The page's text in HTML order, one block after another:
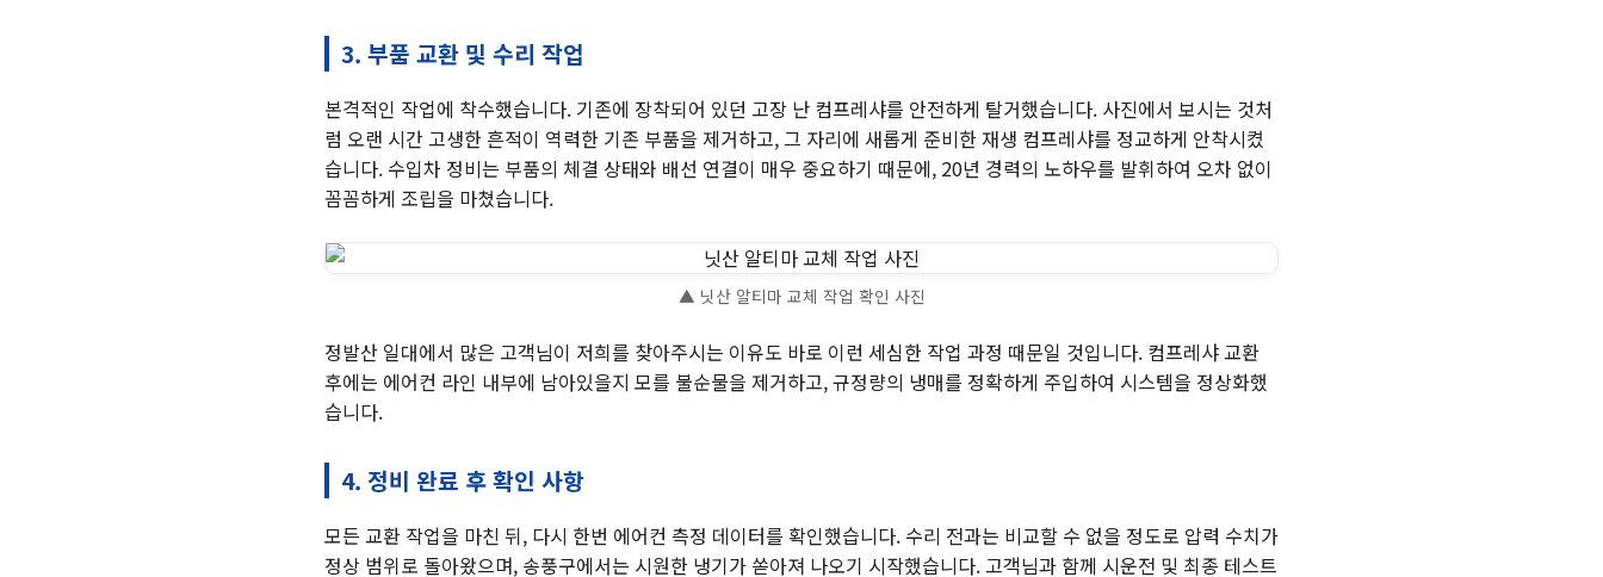
3. 부품 교환 및 수리 작업
본격적인 작업에 착수했습니다. 기존에 장착되어 있던 고장 난 컴프레샤를 안전하게 탈거했습니다. 사진에서 보시는 것처
럼 오랜 시간 고생한 흔적이 역력한 기존 부품을 제거하고, 그 자리에 새롭게 준비한 재생 컴프레샤를 정교하게 안착시켰
습니다. 수입차 정비는 부품의 체결 상태와 배선 연결이 매우 중요하기 때문에, 20년 경력의 노하우를 발휘하여 오차 없이
꼼꼼하게 조립을 마쳤습니다.
▲ 닛산 알티마 교체 작업 확인 사진
정발산 일대에서 많은 고객님이 저희를 찾아주시는 이유도 바로 이런 세심한 작업 과정 때문일 것입니다. 컴프레샤 교환
후에는 에어컨 라인 내부에 남아있을지 모를 불순물을 제거하고, 규정량의 냉매를 정확하게 주입하여 시스템을 정상화했
습니다.
4. 정비 완료 후 확인 사항
모든 교환 작업을 마친 뒤, 다시 한번 에어컨 측정 데이터를 확인했습니다. 수리 전과는 비교할 수 없을 정도로 압력 수치가
정상 범위로 돌아왔으며, 송풍구에서는 시원한 냉기가 쏟아져 나오기 시작했습니다. 고객님과 함께 시운전 및 최종 테스트